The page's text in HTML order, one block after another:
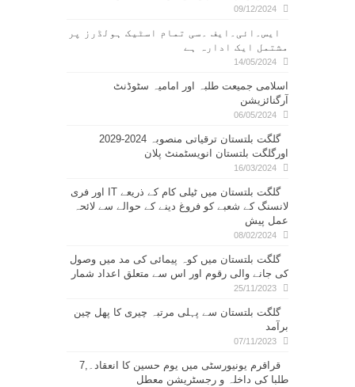
09/12/2024
ایس۔ائی۔ایف ۔سی تمام اسٹیک ہولڈرز پر
مشتمل ایک ادارہ ہے
14/05/2024
اسلامی جمیعت طلبہ اور امامیہ سٹوڈنٹ
آرگنائزیشن
06/05/2024
گلگت بلتستان ترقیاتی منصوبہ 2024-2029
اورگلگت بلتستان انویسٹمنٹ پلان
16/03/2024
گلگت بلتستان میں ٹیلی کام کے ذریعے IT اور فری
لانسنگ کے شعبے کو فروغ دینے کے حوالے سے لائحہ
عمل پیش
08/02/2024
گلگت بلتستان میں کوہ پیمائی کی مد میں وصول
کی جانے والی رقوم اور اس سے متعلق اعداد شمار
25/11/2023
گلگت بلتستان سے پہلی مرتبہ چیری کا پھل چین
برآمد
07/11/2023
قراقرم یونیورسٹی میں یوم حسین کا انعقاد۔,7
طلبا کی داخلہ و رجسٹریشن معطل